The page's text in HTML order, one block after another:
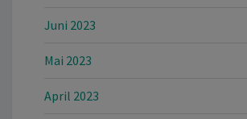
Juni 2023
Mai 2023
April 2023